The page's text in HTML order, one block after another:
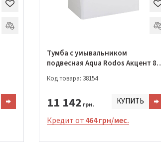
Тумба с умывальником
подвесная Aqua Rodos Акцент 80
(АР0002164)
Код товара: 38154
11 142 грн. КУПИТЬ
Кредит от 464 грн/мес.